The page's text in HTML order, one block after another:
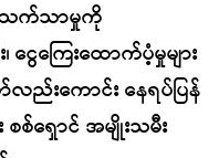
သက်သာမှုကို
ေကြေးထောက်ပံ့မှုများ
ည်းကောင်း နေရပ်ပြန်
စစ်ရှောင် အမျိုးသမီး